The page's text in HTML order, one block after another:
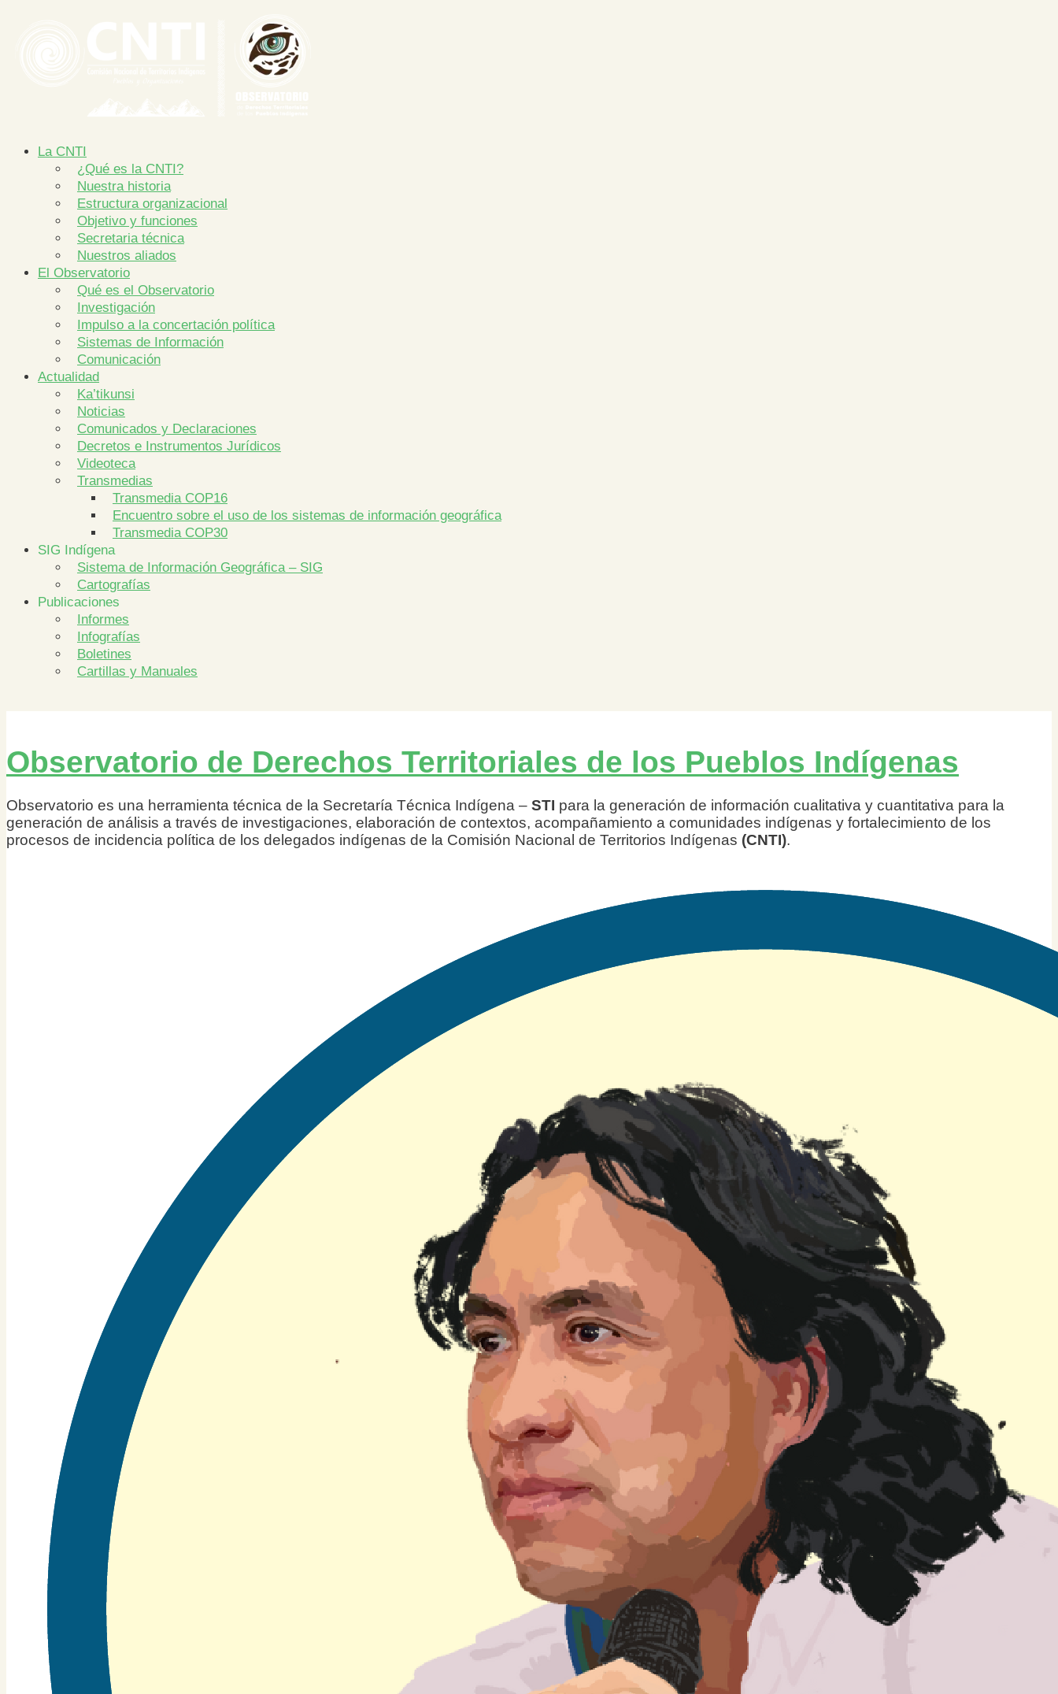
La CNTI
¿Qué es la CNTI?
Nuestra historia
Estructura organizacional
Objetivo y funciones
Secretaria técnica
Nuestros aliados
El Observatorio
Qué es el Observatorio
Investigación
Impulso a la concertación política
Sistemas de Información
Comunicación
Actualidad
Ka’tikunsi
Noticias
Comunicados y Declaraciones
Decretos e Instrumentos Jurídicos
Videoteca
Transmedias
Transmedia COP16
Encuentro sobre el uso de los sistemas de información geográfica
Transmedia COP30
SIG Indígena
Sistema de Información Geográfica – SIG
Cartografías
Publicaciones
Informes
Infografías
Boletines
Cartillas y Manuales
Observatorio de Derechos Territoriales de los Pueblos Indígenas
Observatorio es una herramienta técnica de la Secretaría Técnica Indígena – STI para la generación de información cualitativa y cuantitativa para la
generación de análisis a través de investigaciones, elaboración de contextos, acompañamiento a comunidades indígenas y fortalecimiento de los
procesos de incidencia política de los delegados indígenas de la Comisión Nacional de Territorios Indígenas (CNTI).